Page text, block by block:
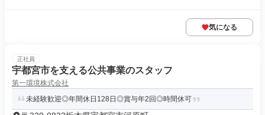
気になる
正社員
宇都宮市を支える公共事業のスタッフ
第一環境株式会社
未経験歓迎◎年間休日128日◎賞与年2回◎時間休可